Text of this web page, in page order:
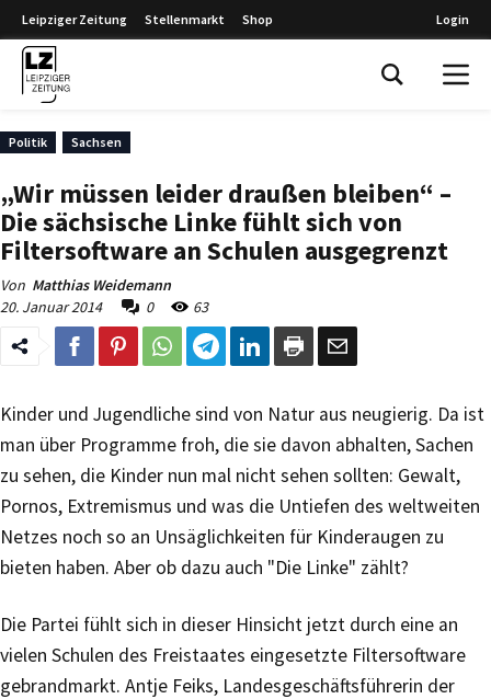
Leipziger Zeitung Stellenmarkt Shop Login
Politik Sachsen
„Wir müssen leider draußen bleiben“ –
Die sächsische Linke fühlt sich von
Filtersoftware an Schulen ausgegrenzt
Von Matthias Weidemann
20. Januar 2014
0 63
Kinder und Jugendliche sind von Natur aus neugierig. Da ist
man über Programme froh, die sie davon abhalten, Sachen
zu sehen, die Kinder nun mal nicht sehen sollten: Gewalt,
Pornos, Extremismus und was die Untiefen des weltweiten
Netzes noch so an Unsäglichkeiten für Kinderaugen zu
bieten haben. Aber ob dazu auch "Die Linke" zählt?
Die Partei fühlt sich in dieser Hinsicht jetzt durch eine an
vielen Schulen des Freistaates eingesetzte Filtersoftware
gebrandmarkt. Antje Feiks, Landesgeschäftsführerin der